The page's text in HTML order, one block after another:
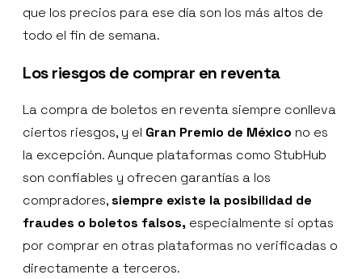
que los precios para ese día son los más altos de
todo el fin de semana.
Los riesgos de comprar en reventa
La compra de boletos en reventa siempre conlleva
ciertos riesgos, y el Gran Premio de México no es
la excepción. Aunque plataformas como StubHub
son confiables y ofrecen garantías a los
compradores,siempre existe la posibilidad de
fraudes o boletos falsos, especialmente si optas
por comprar en otras plataformas no verificadas o
directamente a terceros.